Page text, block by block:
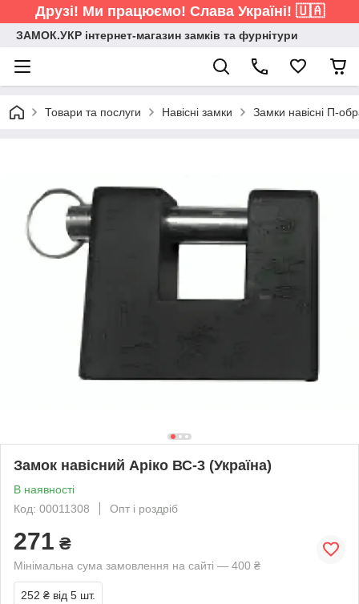
Друзі! Ми працюємо! Слава Україні! 🇺🇦
ЗАМОК.УКР інтернет-магазин замків та фурнітури
Товари та послуги Навісні замки Замки навісні П-
Замок навісний Аріко ВС-3 (Україна)
В наявності
Код: 00011308
Опт і роздріб
271 ₴
Мінімальна сума замовлення на сайті — 400 ₴
252 ₴ від 5 шт.